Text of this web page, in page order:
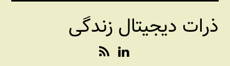
رفتن
محتواذرات دیجیتال زندگی